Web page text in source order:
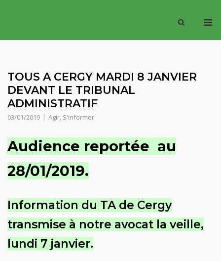
TOUS A CERGY MARDI 8 JANVIER
DEVANT LE TRIBUNAL
ADMINISTRATIF
03/01/2019 Agir, S'informer
Audience reportée au
28/01/2019.
Information du TA de Cergy
transmise à notre avocat la veille,
lundi 7 janvier.